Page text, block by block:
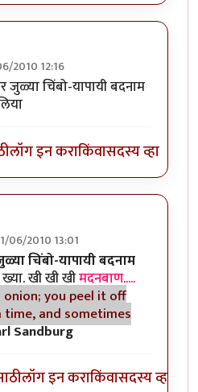
2010 12:16
byअवलिया
जुळ्या चिंबो-यापायी बदनाम
लॉग इन कराकिंवासदस्य व्हा
06/2010 13:01
बिचाराbyअवलिया
चिंबो-यापायी बदनाम
खी खी खीमदनबाण.....
onion; you peel it off
time, and sometimes
Sandburg
लॉग इन कराकिंवासदस्य व्हा